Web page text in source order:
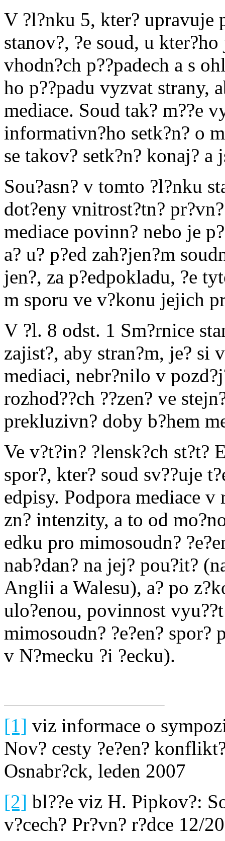
V ?l?nku 5, kter? upravuje
stanov?, ?e soud, u
vhodn?ch p??padech a s
ho p??padu vyzvat strany,
mediace. Soud tak? m??e
informativn?ho setk?n? o
se takov? setk?n? konaj? a
Sou?asn? v tomto ?l?nku
dot?eny vnitrost?tn?
mediace povinn? nebo je
a? u? p?ed zah?jen?m
jen?, za p?edpokladu, ?e
m sporu ve v?konu jejich
V ?l. 8 odst. 1 Sm?rnice
zajist?, aby stran?m, je? si
mediaci, nebr?nilo v
rozhod??ch ??zen? ve
prekluzivn? doby b?hem
Ve v?t?in? ?lensk?ch st?t?
spor?, kter? soud sv??uje
edpisy. Podpora mediace
zn? intenzity, a to od
edku pro mimosoudn?
nab?dan? na jej? pou?it?
Anglii a Walesu), a? po
ulo?enou, povinnost
mimosoudn? ?e?en? spor?
v N?mecku ?i ?ecku).
[1] viz informace o
Nov? cesty ?e?en?
Osnabr?ck, leden 2007
[2] bl??e viz H. Pipkov?:
v?cech? Pr?vn? r?dce 12/